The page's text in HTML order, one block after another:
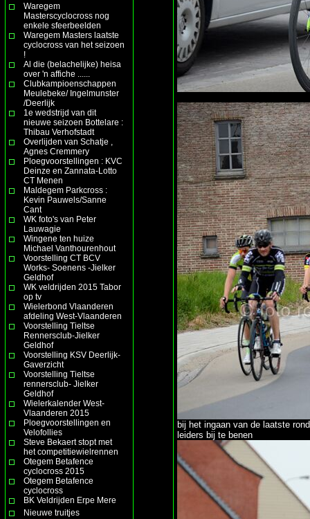
Waregem
Masterscyclocross nog
enkele sfeerbeelden
Waregem Masters laatste
cyclocross van het seizoen
!
Al die (belachelijke) heisa
over 'n affiche ......
Clubkampioenschappen
Meulebeke/ Ingelmunster
/Deerlijk
1e wedstrijd van dit
nieuwe seizoen Bottelare :
Thibau Verhofstadt
Overlijden van Schatje ,
Agnes Cremmery
Ploegvoorstellingen : KVC
Deinze en Zannata-Lotto
CT Menen
Maldegem Parkcross :
Kevin Pauwels/Sanne
Cant
WK foto's van Peter
Lauwagie
Wingene ten huize
Michael Vanthourenhout
Voorstelling CT BCV
Works- Soenens -Jielker
Geldhof
WK veldrijden 2015 Tabor
op tv
Wielerbond Vlaanderen
afdeling West-Vlaanderen
Voorstelling Tieltse
Rennersclub-Jielker
Geldhof
Voorstelling KSV Deerlijk-
Gaverzicht
Voorstelling Tieltse
rennersclub- Jielker
Geldhof
Wielerkalender West-
Vlaanderen 2015
Ploegvoorstellingen en
Velofollies
Steve Bekaert stopt met
het competitiewielrennen
Otegem Betafence
cyclocross 2015
Otegem Betafence
cyclocross
BK Veldrijden Erpe Mere
Nieuwe truitjes
bij het ingaan van de laatste
leiders bij te benen